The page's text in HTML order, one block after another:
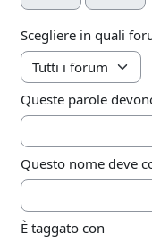
Scegliere in quali
Queste parole
Questo nome deve
È taggato con